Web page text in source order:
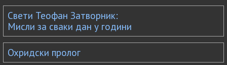
Свети Теофан Затворник:
Мисли за сваки дан у години
Охридски пролог